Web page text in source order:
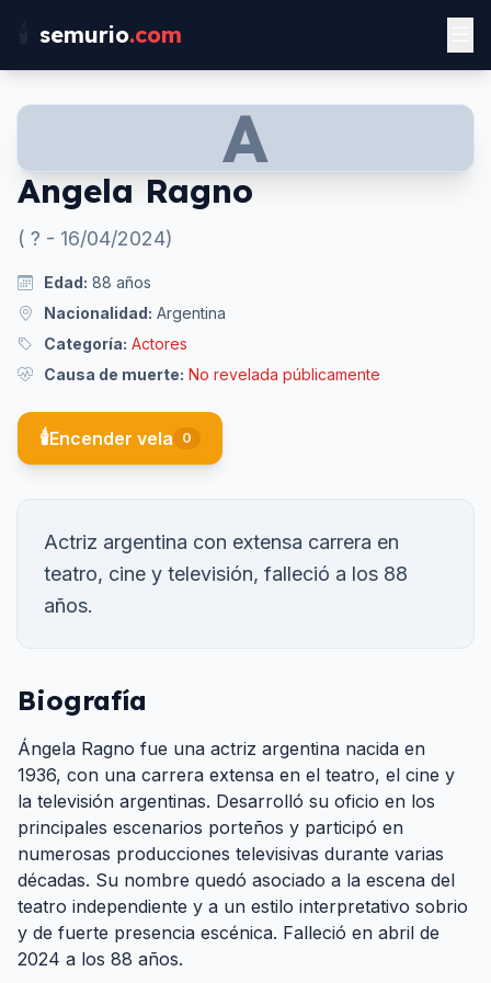
semurio.com
A
Angela Ragno
( ? - 16/04/2024)
Edad: 88 años
Nacionalidad: Argentina
Categoría: Actores
Causa de muerte: No revelada públicamente
🕯️Encender vela 0
Actriz argentina con extensa carrera en
teatro, cine y televisión, falleció a los 88
años.
Biografía
Ángela Ragno fue una actriz argentina nacida en
1936, con una carrera extensa en el teatro, el cine y
la televisión argentinas. Desarrolló su oficio en los
principales escenarios porteños y participó en
numerosas producciones televisivas durante varias
décadas. Su nombre quedó asociado a la escena del
teatro independiente y a un estilo interpretativo sobrio
y de fuerte presencia escénica. Falleció en abril de
2024 a los 88 años.